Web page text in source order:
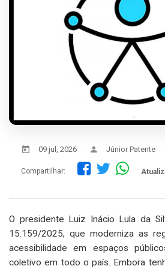
09 jul, 2026 Júnior Patente
Compartilhar:
O presidente Luiz Inácio Lula da
15.159/2025, que moderniza as
acessibilidade em espaços
coletivo em todo o país. Embora